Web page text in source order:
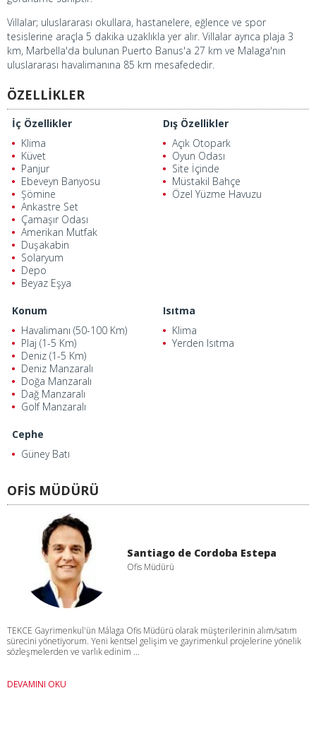
Villalar; uluslararası okullara, hastanelere, eğlence ve spor
tesislerine araçla 5 dakika uzaklıkla yer alır. Villalar ayrıca plaja 3
km, Marbella'da bulunan Puerto Banus'a 27 km ve Malaga'nın
uluslararası havalimanına 85 km mesafededir.
ÖZELLİKLER
İç Özellikler
Klima
Küvet
Panjur
Ebeveyn Banyosu
Şömine
Ankastre Set
Çamaşır Odası
Amerikan Mutfak
Duşakabin
Solaryum
Depo
Beyaz Eşya
Dış Özellikler
Açık Otopark
Oyun Odası
Site İçinde
Müstakil Bahçe
Özel Yüzme Havuzu
Konum
Havalimanı (50-100 Km)
Plaj (1-5 Km)
Deniz (1-5 Km)
Deniz Manzaralı
Doğa Manzaralı
Dağ Manzaralı
Golf Manzaralı
Isıtma
Klima
Yerden Isıtma
Cephe
Güney Batı
OFİS MÜDÜRÜ
Santiago de Cordoba Estepa
Ofis Müdürü
TEKCE Gayrimenkul'ün Málaga Ofis Müdürü olarak müşterilerinin alım/satım
sürecini yönetiyorum. Yeni kentsel gelişim ve gayrimenkul projelerine yönelik
sözleşmelerden ve varlık edinim ...
DEVAMINI OKU